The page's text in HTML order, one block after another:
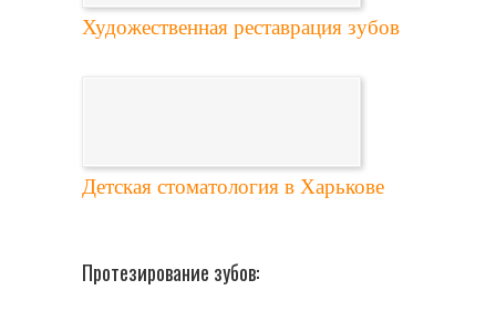
Художественная реставрация зубов
Детская стоматология в Харькове
Протезирование зубов: